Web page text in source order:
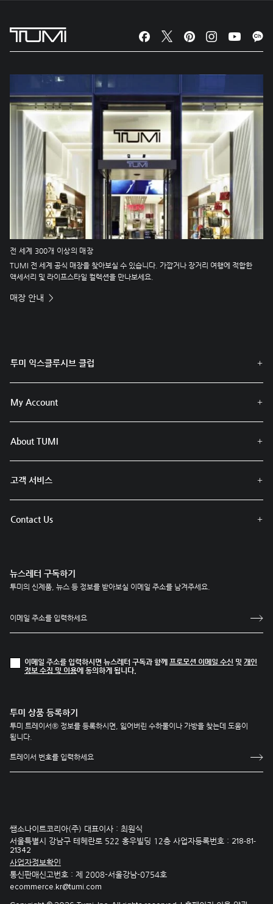
전 세계 300개 이상의 매장
TUMI 전 세계 공식 매장을 찾아보실 수 있습니다. 가깝거나 장거리 여행에 적합한
액세서리 및 라이프스타일 컬렉션을 만나보세요.
매장 안내
투미 익스클루시브 클럽
My Account
About TUMI
고객 서비스
Contact Us
뉴스레터 구독하기
투미의 신제품, 뉴스 등 정보를 받아보실 이메일 주소를 남겨주세요.
이메일 주소를 입력하시면 뉴스레터 구독과 함께 프로모션 이메일 수신 및 개인
정보 수집 및 이용에 동의하게 됩니다.
투미 상품 등록하기
투미 트레이서® 정보를 등록하시면, 잃어버린 수하물이나 가방을 찾는데 도움이
됩니다.
쌤소나이트코리아(주) 대표이사 : 최원식
서울특별시 강남구 테헤란로 522 홍우빌딩 12층 사업자등록번호 : 218-81-
21342
사업자정보확인
통신판매신고번호 : 제 2008-서울강남-0754호
ecommerce.kr@tumi.com